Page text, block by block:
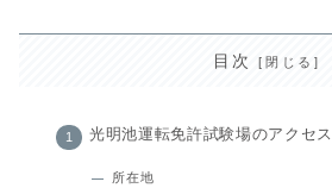
目次
光明池運転免許試験場のアクセス
所在地